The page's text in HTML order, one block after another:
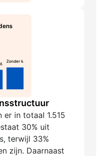
Zonder k.
er in totaal 1.515
30% uit
terwijl 33%
zijn. Daarnaast